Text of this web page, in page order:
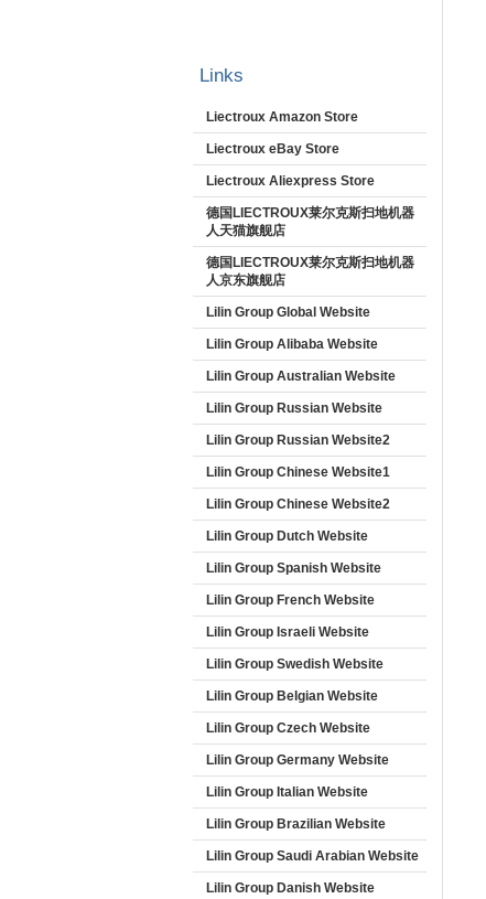
Links
Liectroux Amazon Store
Liectroux eBay Store
Liectroux Aliexpress Store
德国LIECTROUX莱尔克斯扫地机器
人天猫旗舰店
德国LIECTROUX莱尔克斯扫地机器
人京东旗舰店
Lilin Group Global Website
Lilin Group Alibaba Website
Lilin Group Australian Website
Lilin Group Russian Website
Lilin Group Russian Website2
Lilin Group Chinese Website1
Lilin Group Chinese Website2
Lilin Group Dutch Website
Lilin Group Spanish Website
Lilin Group French Website
Lilin Group Israeli Website
Lilin Group Swedish Website
Lilin Group Belgian Website
Lilin Group Czech Website
Lilin Group Germany Website
Lilin Group Italian Website
Lilin Group Brazilian Website
Lilin Group Saudi Arabian Website
Lilin Group Danish Website